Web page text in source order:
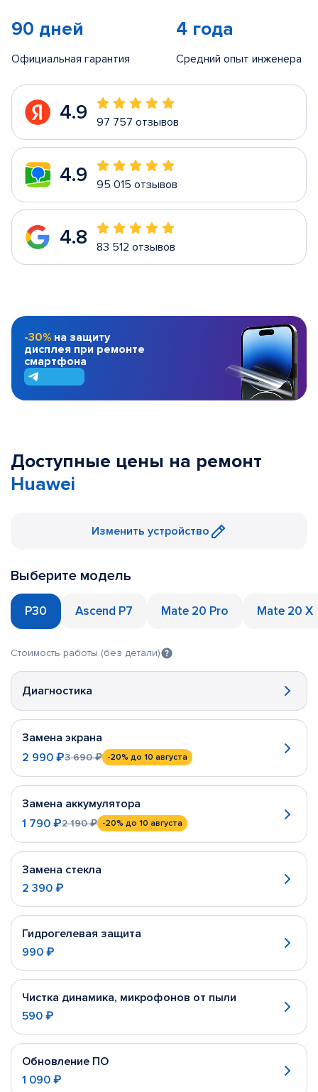
90 дней
Официальная гарантия
4 года
Средний опыт инженера
4.9 97 757 отзывов
4.9 95 015 отзывов
4.8 83 512 отзывов
-30% на защиту
дисплея при ремонте
смартфона
Доступные цены на ремонт
Huawei
Изменить устройство
Выберите модель
P30 Ascend P7 Mate 20 Pro Mate 20 X
Стоимость работы (без детали)
Диагностика
Замена экрана
2 990 ₽3 690 ₽ -20% до 10 августа
Замена аккумулятора
1 790 ₽2 190 ₽ -20% до 10 августа
Замена стекла
2 390 ₽
Гидрогелевая защита
990 ₽
Чистка динамика, микрофонов от пыли
590 ₽
Обновление ПО
1 090 ₽